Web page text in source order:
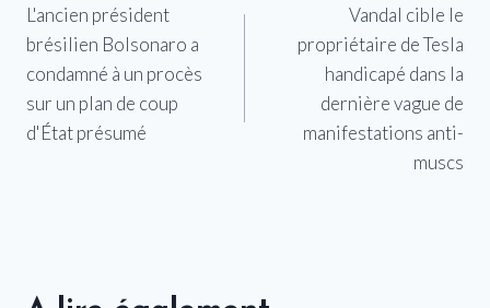
de
l’article
L'ancien président
brésilien Bolsonaro a
condamné à un procès
sur un plan de coup
d'État présumé
Vandal cible le
propriétaire de Tesla
handicapé dans la
dernière vague de
manifestations anti-
muscs